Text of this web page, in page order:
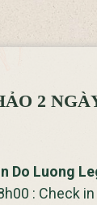
2
Do Luong
: Check in